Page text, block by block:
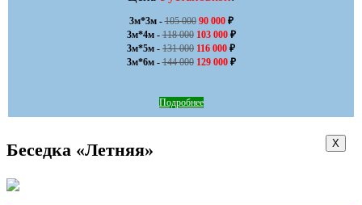
3м*3м - 105 000 90 000 ₽
3м*4м - 118 000 103 000 ₽
3м*5м - 131 000 116 000 ₽
3м*6м - 144 000 129 000 ₽
Подробнее
Х
Беседка «Летняя»